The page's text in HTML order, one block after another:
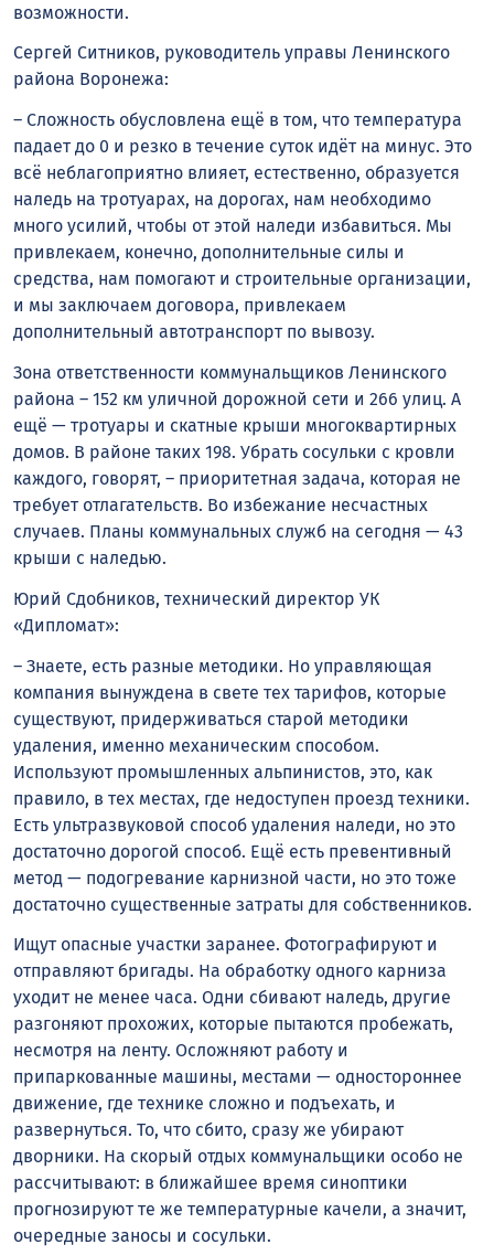
возможности.
Сергей Ситников, руководитель управы Ленинского
района Воронежа:
– Сложность обусловлена ещё в том, что температура
падает до 0 и резко в течение суток идёт на минус. Это
всё неблагоприятно влияет, естественно, образуется
наледь на тротуарах, на дорогах, нам необходимо
много усилий, чтобы от этой наледи избавиться. Мы
привлекаем, конечно, дополнительные силы и
средства, нам помогают и строительные организации,
и мы заключаем договора, привлекаем
дополнительный автотранспорт по вывозу.
Зона ответственности коммунальщиков Ленинского
района – 152 км уличной дорожной сети и 266 улиц. А
ещё — тротуары и скатные крыши многоквартирных
домов. В районе таких 198. Убрать сосульки с кровли
каждого, говорят, – приоритетная задача, которая не
требует отлагательств. Во избежание несчастных
случаев. Планы коммунальных служб на сегодня — 43
крыши с наледью.
Юрий Сдобников, технический директор УК
«Дипломат»:
– Знаете, есть разные методики. Но управляющая
компания вынуждена в свете тех тарифов, которые
существуют, придерживаться старой методики
удаления, именно механическим способом.
Используют промышленных альпинистов, это, как
правило, в тех местах, где недоступен проезд техники.
Есть ультразвуковой способ удаления наледи, но это
достаточно дорогой способ. Ещё есть превентивный
метод — подогревание карнизной части, но это тоже
достаточно существенные затраты для собственников.
Ищут опасные участки заранее. Фотографируют и
отправляют бригады. На обработку одного карниза
уходит не менее часа. Одни сбивают наледь, другие
разгоняют прохожих, которые пытаются пробежать,
несмотря на ленту. Осложняют работу и
припаркованные машины, местами — одностороннее
движение, где технике сложно и подъехать, и
развернуться. То, что сбито, сразу же убирают
дворники. На скорый отдых коммунальщики особо не
рассчитывают: в ближайшее время синоптики
прогнозируют те же температурные качели, а значит,
очередные заносы и сосульки.